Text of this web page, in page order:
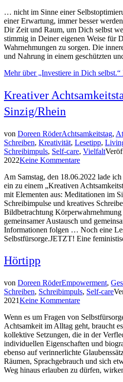
… nicht im Sinne einer
einer Erwartung, immer besser
Dir Zeit und Raum, um Dich selbst
stimmig in Deiner eigenen Weise für
Wahrnehmungen zu sorgen. Die
und Nahrung in einem geschützten
Mehrüber „Investiere in Dich selbst.“
Kreativer
Sinzig/Rhein
von Doreen RöderAchtsamkeitstag,
Schreiben, Kreativität, Lesetipp,
Schreibimpuls, Self-care, Vielfalt
2022Keine Kommentare
Am Samstag, den 18.06.2022 lade
ein zu einem „Kreativen
mit Elementen aus: Meditationen im
Schreibimpulse und kreatives
Bildbetrachtung
gemeinsamer Austausch und
Informationen folgen … Noch eine
Selbstfürsorge.JETZT! Eine
Hörtipp
von Doreen RöderEmpowerment,
Schreiben, Schreibimpuls, Self-care
2021Keine Kommentare
Wenn es um Fragen von
Achtsamkeit im Alltag geht, braucht
kollektive Setzungen, die in der
individuellen Eigenschaften und
ebenso auf verinnerlichte
Räumen, Sprachgebrauch und sich
Weg hinaus erlauben zu dürfen,